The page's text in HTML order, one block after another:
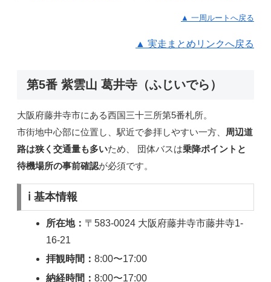
▲ 一周ルートへ戻る
▲ 実走まとめリンクへ戻る
第5番 紫雲山 葛井寺（ふじいでら）
大阪府藤井寺市にある西国三十三所第5番札所。
市街地中心部に位置し、駅近で参拝しやすい一方、
周辺道
路は狭く交通量も多いため、 団体バスは乗降ポイントと
待機場所の事前確認が必須です。
ℹ️ 基本情報
所在地： 〒583-0024 大阪府藤井寺市藤井寺1-
16-21
拝観時間：8:00〜17:00
納経時間：8:00〜17:00